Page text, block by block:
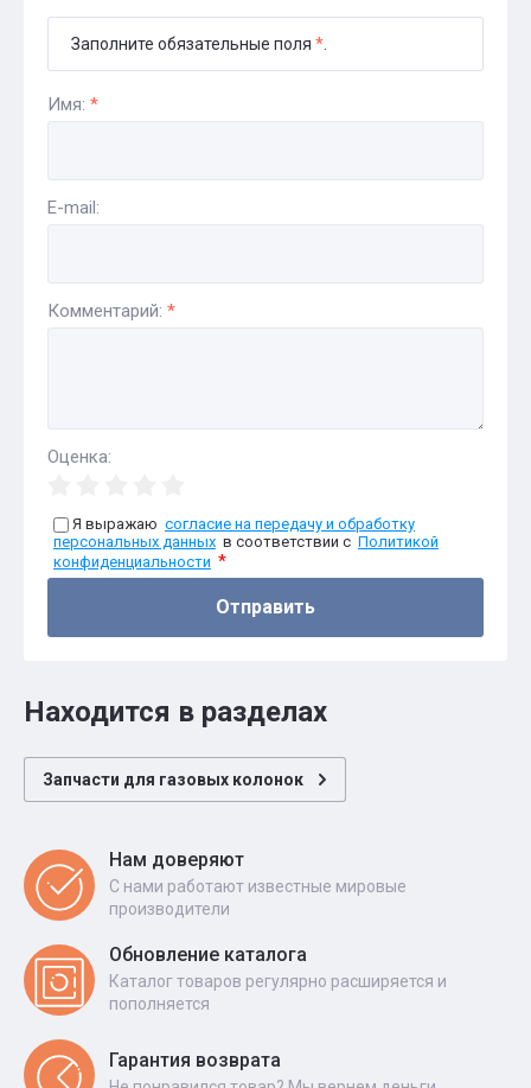
Заполните обязательные поля *
Имя: *
E-mail:
Комментарий: *
Оценка:
Я выражаю согласие на передачу и обработку
персональных данных в соответствии с Политикой
конфиденциальности *
Отправить
Находится в разделах
Запчасти для газовых колонок
Нам доверяют
С нами работают известные мировые
производители
Обновление каталога
Каталог товаров регулярно расширяется и
пополняется
Гарантия возврата